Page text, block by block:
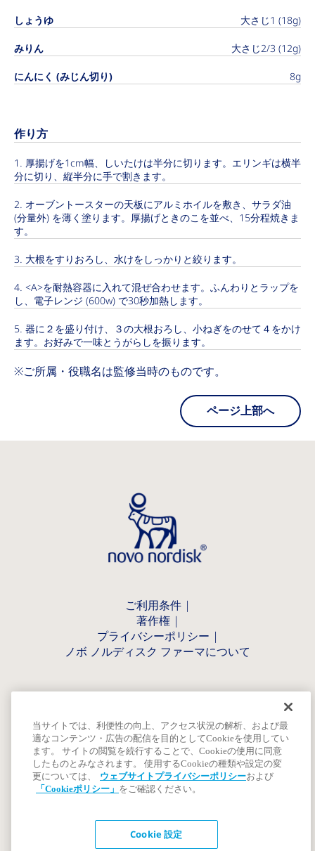
しょうゆ
大さじ1 (18g)
みりん
大さじ2/3 (12g)
にんにく (みじん切り)
8g
作り方
厚揚げを1cm幅、しいたけは半分に切ります。エリンギは横半
分に切り、縦半分に手で割きます。
オーブントースターの天板にアルミホイルを敷き、サラダ油
(分量外) を薄く塗ります。厚揚げときのこを並べ、15分程焼きま
す。
大根をすりおろし、水けをしっかりと絞ります。
<A>を耐熱容器に入れて混ぜ合わせます。ふんわりとラップを
し、電子レンジ (600w) で30秒加熱します。
器に２を盛り付け、３の大根おろし、小ねぎをのせて４をかけ
ます。お好みで一味とうがらしを振ります。
※ご所属・役職名は監修当時のものです。
ページ上部へ
ご利用条件
著作権
プライバシーポリシー
ノボ ノルディスク ファーマについて
当サイトでは、利便性の向上、アクセス状況の解析、および最
適なコンテンツ・広告の配信を目的としてCookieを使用してい
ます。 サイトの閲覧を続行することで、Cookieの使用に同意
したものとみなされます。 使用するCookieの種類や設定の変
更については、
ウェブサイトプライバシーポリシーおよび
「Cookieポリシー」 をご確認ください。
Cookie 設定